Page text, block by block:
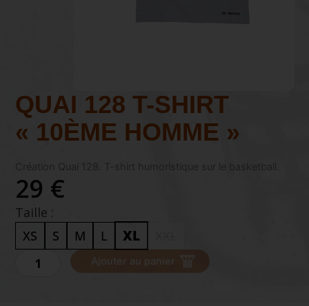
QUAI 128 T-SHIRT
« 10ÈME HOMME »
Création Quai 128. T-shirt humoristique sur le basketball.
29 €
Taille :
XS
S M L XL
Ajouter au panier